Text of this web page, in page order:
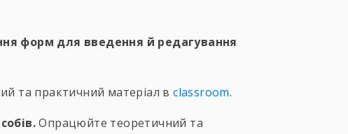
форм для введення й редагування
та практичний матеріал вclassroom.
Опрацюйте теоретичний та